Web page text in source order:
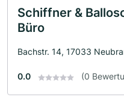
Schiffner &
Büro
Bachstr. 14, 17033
0.0 (0